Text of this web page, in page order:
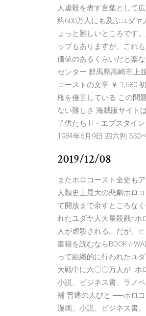
人虐殺を表す言葉として
約600万人にも及ぶユダ
ょっと難しいところです
ップもありますが、これ
価値のあるくらいだと楽
センター 群馬県高崎市上
コーストの文学 ￥ 1,680
権を侵害している この問
ない難しさ 海賊版サイト
子供たち H・エプスタイ
1984年6月9日 四六判 352
2019/12/08
またホロコースト全史も
人類史上最大の悲劇ホロ
て開放まで余すところな
れたユダヤ人大量殺戮=ホ
人が虐殺される。だが、
書籍を読むなら
って組織的に行われたユ
大戦中に六〇〇万人が ホ
小説、ビジネス書、ラノ
補 普通の人びと ──ホロ
漫画、小説、ビジネス書